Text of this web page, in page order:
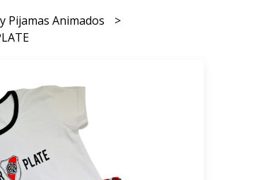
Pijamas Animados